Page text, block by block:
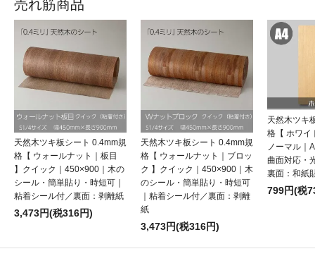
売れ筋商品
天然木ツキ板シート 0.4mm規
格【 ウォールナット｜板目
】クイック｜450×900｜木の
シール・簡単貼り・時短可｜
粘着シール付／裏面：剥離紙
3,473円(税316円)
天然木ツキ板シート 0.4mm規
格【 ウォールナット｜ブロッ
ク 】クイック｜450×900｜木
のシール・簡単貼り・時短可
｜粘着シール付／裏面：剥離
紙
3,473円(税316円)
天然木ツキ
格【 ホワイ
ノーマル｜
曲面対応・
裏面：和紙
799円(税